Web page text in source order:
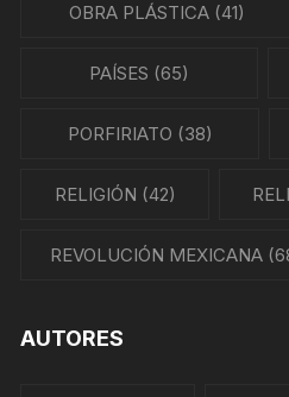
OBRA PLÁSTICA (41)
PAÍSES (65)
PORFIRIATO (38)
RELIGIÓN (42)
REVOLUCIÓN MEXICANA
AUTORES